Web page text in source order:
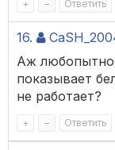
+ – Ответить
16.
Аж любопытно
показывает
не работает?
+ – Ответить